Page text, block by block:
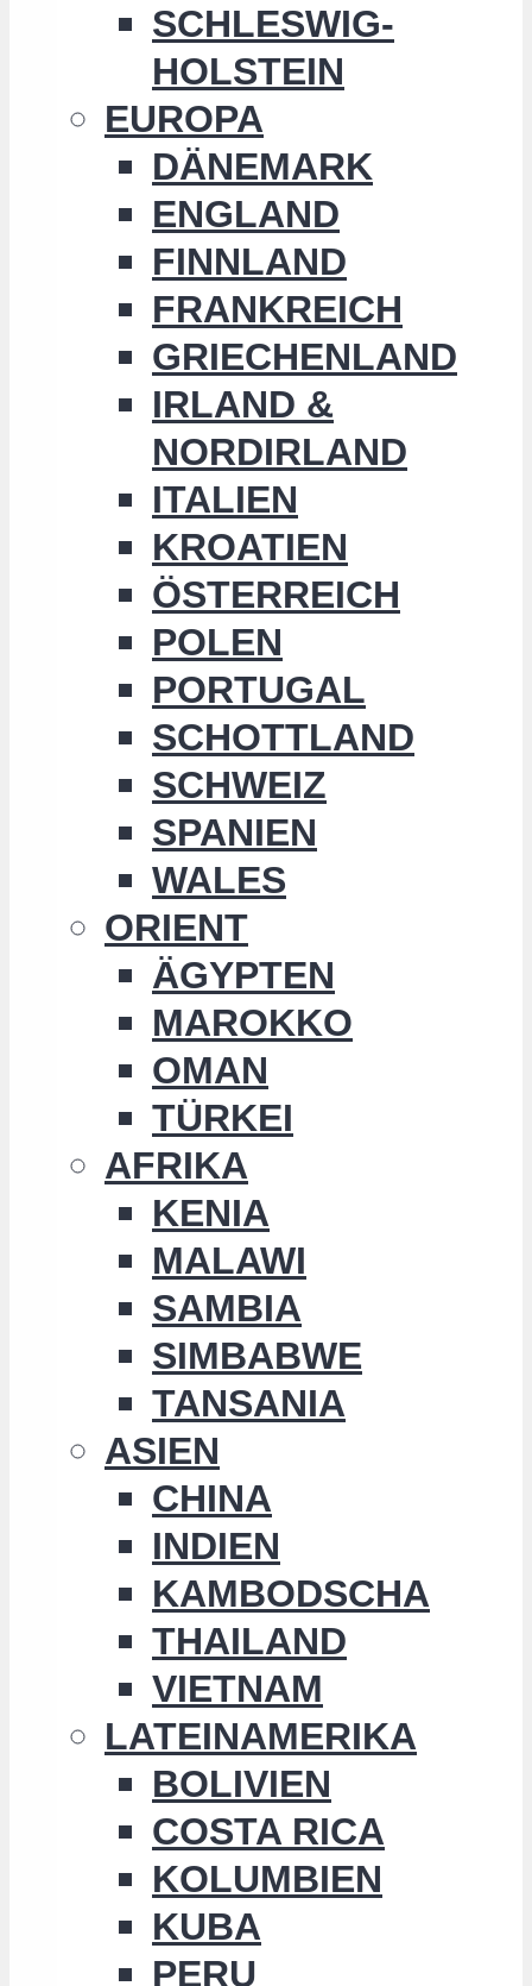
SCHLESWIG-
HOLSTEIN
EUROPA
DÄNEMARK
ENGLAND
FINNLAND
FRANKREICH
GRIECHENLAND
IRLAND &
NORDIRLAND
ITALIEN
KROATIEN
ÖSTERREICH
POLEN
PORTUGAL
SCHOTTLAND
SCHWEIZ
SPANIEN
WALES
ORIENT
ÄGYPTEN
MAROKKO
OMAN
TÜRKEI
AFRIKA
KENIA
MALAWI
SAMBIA
SIMBABWE
TANSANIA
ASIEN
CHINA
INDIEN
KAMBODSCHA
THAILAND
VIETNAM
LATEINAMERIKA
BOLIVIEN
COSTA RICA
KOLUMBIEN
KUBA
PERU